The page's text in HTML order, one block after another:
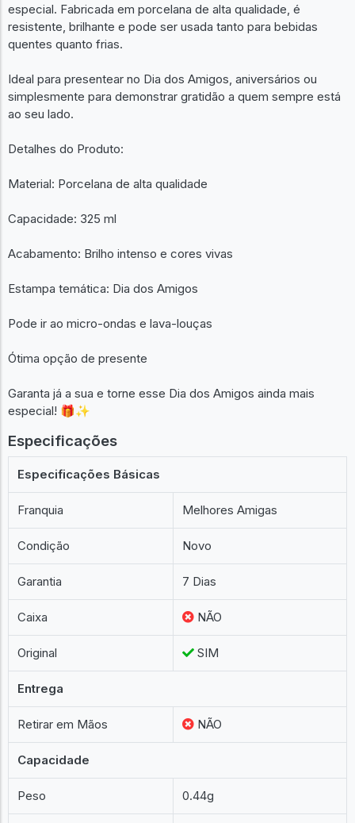
especial. Fabricada em porcelana de alta qualidade, é
resistente, brilhante e pode ser usada tanto para bebidas
quentes quanto frias.
Ideal para presentear no Dia dos Amigos, aniversários ou
simplesmente para demonstrar gratidão a quem sempre está
ao seu lado.
Detalhes do Produto:
Material: Porcelana de alta qualidade
Capacidade: 325 ml
Acabamento: Brilho intenso e cores vivas
Estampa temática: Dia dos Amigos
Pode ir ao micro-ondas e lava-louças
Ótima opção de presente
Garanta já a sua e torne esse Dia dos Amigos ainda mais
especial! 🎁✨
Especificações
Especificações Básicas
Franquia Melhores Amigas
Condição Novo
Garantia 7 Dias
Caixa NÃO
Original SIM
Entrega
Retirar em Mãos NÃO
Capacidade
Peso 0.44g